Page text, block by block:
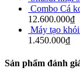
Combo Cá
12.600.000₫
Máy tạo
1.450.000₫
Sản phẩm đánh